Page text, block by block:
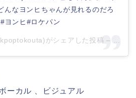
んなヨンヒちゃんが見れるのだろ
ヨンヒ#ロケパン
ーカル 、ビジュアル